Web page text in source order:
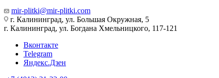
mir-plitki@mir-plitki.com
г. Калининград, ул. Большая Окружная, 5
г. Калининград, ул. Богдана Хмельницкого, 117-121
Вконтакте
Telegram
Яндекс.Дзен